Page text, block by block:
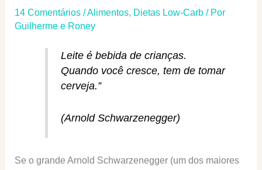
14 Comentários /Alimentos, Dietas Low-Carb/ Por
Guilherme e Roney
Leite é bebida de crianças.
Quando você cresce, tem de tomar
cerveja.”
(Arnold Schwarzenegger)
Se o grande Arnold Schwarzenegger (um dos maiores